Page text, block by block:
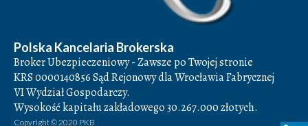
Polska Kancelaria Brokerska
Broker Ubezpieczeniowy - Zawsze po Twojej stronie
KRS 0000140856 Sąd Rejonowy dla Wrocławia Fabrycznej
VI Wydział Gospodarczy.
Wysokość kapitału zakładowego 30.267.000 złotych.
Copyright © 2020 PKB